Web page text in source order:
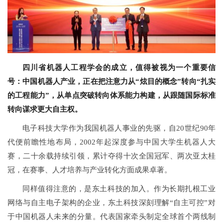
四川省机器人工程学会的成立，值得被视为一个重要信
号：中国机器人产业，正在把注意力从“炫目的概念”转向“扎实
的工程能力”，从单点突破转向体系能力构建，从跟随国际标准
转向谋求更大自主权。
电子科技大学作为我国机器人事业的先驱，自20世纪90年
代便前瞻性地布局，2002年起深度参与中国大学生机器人大
赛，二十余载持续引领，累计夺得十次全国冠军、两次亚太桂
冠，在赛事、人才培养与产业转化方面成果卓著。
同样值得注意的，是东土科技的加入。作为长期扎根工业
网络与自主电子架构的企业，东土科技深刻理解“自主可控”对
于中国机器人未来的分量。代表国家牵头制定全球首个两线制